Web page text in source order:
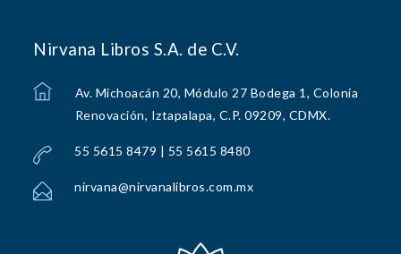
Nirvana Libros S.A. de C.V.
Av. Michoacán 20, Módulo 27 Bodega 1, Colonia
Renovación, Iztapalapa, C.P. 09209, CDMX.
55 5615 8479 | 55 5615 8480
nirvana@nirvanalibros.com.mx